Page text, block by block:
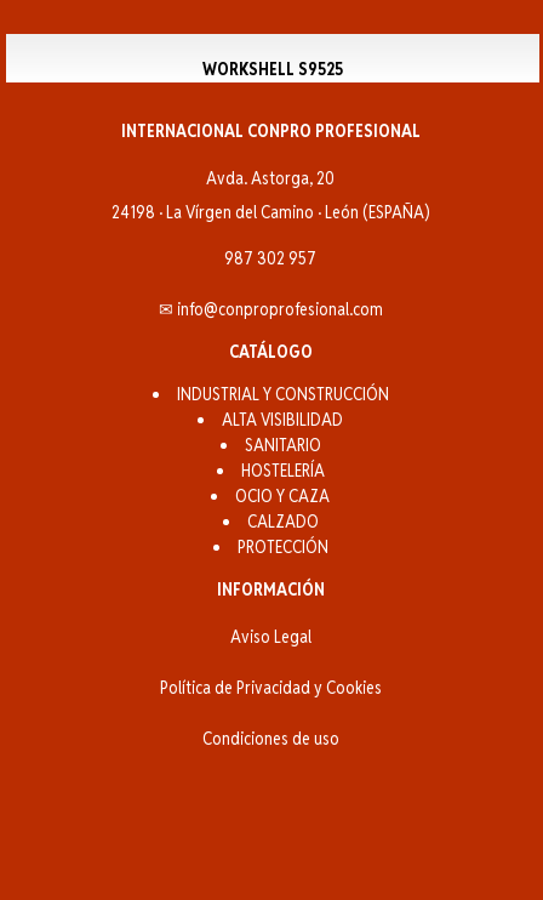
WORKSHELL S9525
INTERNACIONAL CONPRO PROFESIONAL
Avda. Astorga, 20
24198 · La Vírgen del Camino · León (ESPAÑA)
987 302 957
✉ info@conproprofesional.com
CATÁLOGO
INDUSTRIAL Y CONSTRUCCIÓN
ALTA VISIBILIDAD
SANITARIO
HOSTELERÍA
OCIO Y CAZA
CALZADO
PROTECCIÓN
INFORMACIÓN
Aviso Legal
Política de Privacidad y Cookies
Condiciones de uso